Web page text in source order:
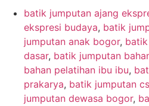
batik jumputan ajang
ekspresi budaya, batik
jumputan anak bogor,
dasar, batik jumputan
bahan pelatihan ibu ibu,
prakarya, batik jumputan
jumputan dewasa bogor,